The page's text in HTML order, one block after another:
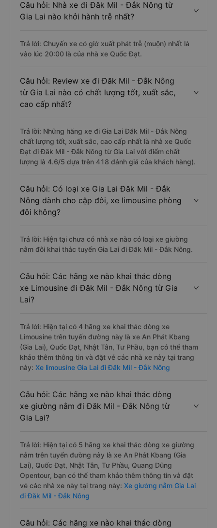
Câu hỏi: Nhà xe đi Đăk Mil - Đắk Nông từ
Gia Lai nào khởi hành trễ nhất?
Trả lời: Chuyến xe có giờ xuất phát trễ (muộn) nhất là
vào lúc 20:00 là của nhà xe Quốc Đạt.
Câu hỏi: Review xe đi Đăk Mil - Đắk Nông
từ Gia Lai nào có chất lượng tốt, xuất sắc,
cao cấp nhất?
Trả lời: Những hãng xe đi Gia Lai Đăk Mil - Đắk Nông
chất lượng tốt, xuất sắc, cao cấp nhất là nhà xe Quốc
Đạt đi Đăk Mil - Đắk Nông từ Gia Lai với điểm chất
lượng là 4.6/5 dựa trên 418 đánh giá của khách hàng).
Câu hỏi: Có loại xe Gia Lai Đăk Mil - Đắk
Nông dành cho cặp đôi, xe limousine phòng
đôi không?
Trả lời: Hiện tại chưa có nhà xe nào có loại xe giường
nằm đôi khai thác tuyến Gia Lai đi Đăk Mil - Đắk Nông.
Câu hỏi: Các hãng xe nào khai thác dòng
xe Limousine đi Đăk Mil - Đắk Nông từ Gia
Lai?
Trả lời: Hiện tại có 4 hãng xe khai thác dòng xe
Limousine trên tuyến đường này là xe An Phát Kbang
(Gia Lai), Quốc Đạt, Nhật Tân, Tư Phầu, bạn có thể tham
khảo thêm thông tin và đặt vé các nhà xe này tại trang
này: Xe limousine Gia Lai đi Đăk Mil - Đắk Nông
Câu hỏi: Các hãng xe nào khai thác dòng
xe giường nằm đi Đăk Mil - Đắk Nông từ
Gia Lai?
Trả lời: Hiện tại có 5 hãng xe khai thác dòng xe giường
nằm trên tuyến đường này là xe An Phát Kbang (Gia
Lai), Quốc Đạt, Nhật Tân, Tư Phầu, Quang Dũng
Opentour, bạn có thể tham khảo thêm thông tin và đặt
vé các nhà xe này tại trang này: Xe giường nằm Gia Lai
đi Đăk Mil - Đắk Nông
Câu hỏi: Các hãng xe nào khai thác dòng